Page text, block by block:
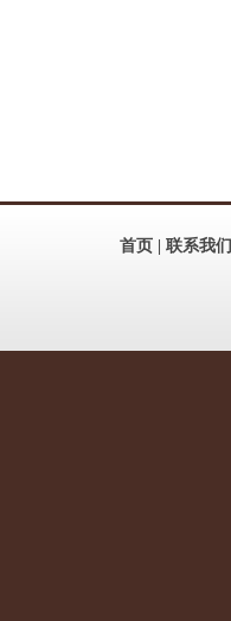
首页| 联系我们